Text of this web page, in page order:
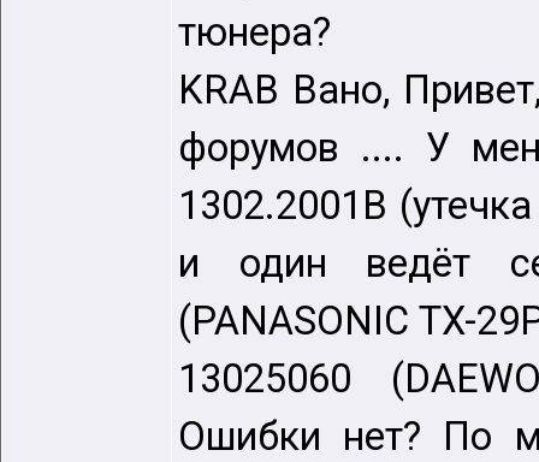
тюнера?
KRAB Вано,
форумов .... У
1302.2001B
и один ведёт
(PANASONIC TX-
13025060
Ошибки нет? По